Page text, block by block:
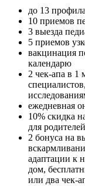
до 13
10 приемов
3 выезда
5 приемов
вакцинация
календарю
2 чек-апа в 1
ежедневная
10% скидка
для родителей
2 бонуса на
адаптации к
дом,
или два чек-